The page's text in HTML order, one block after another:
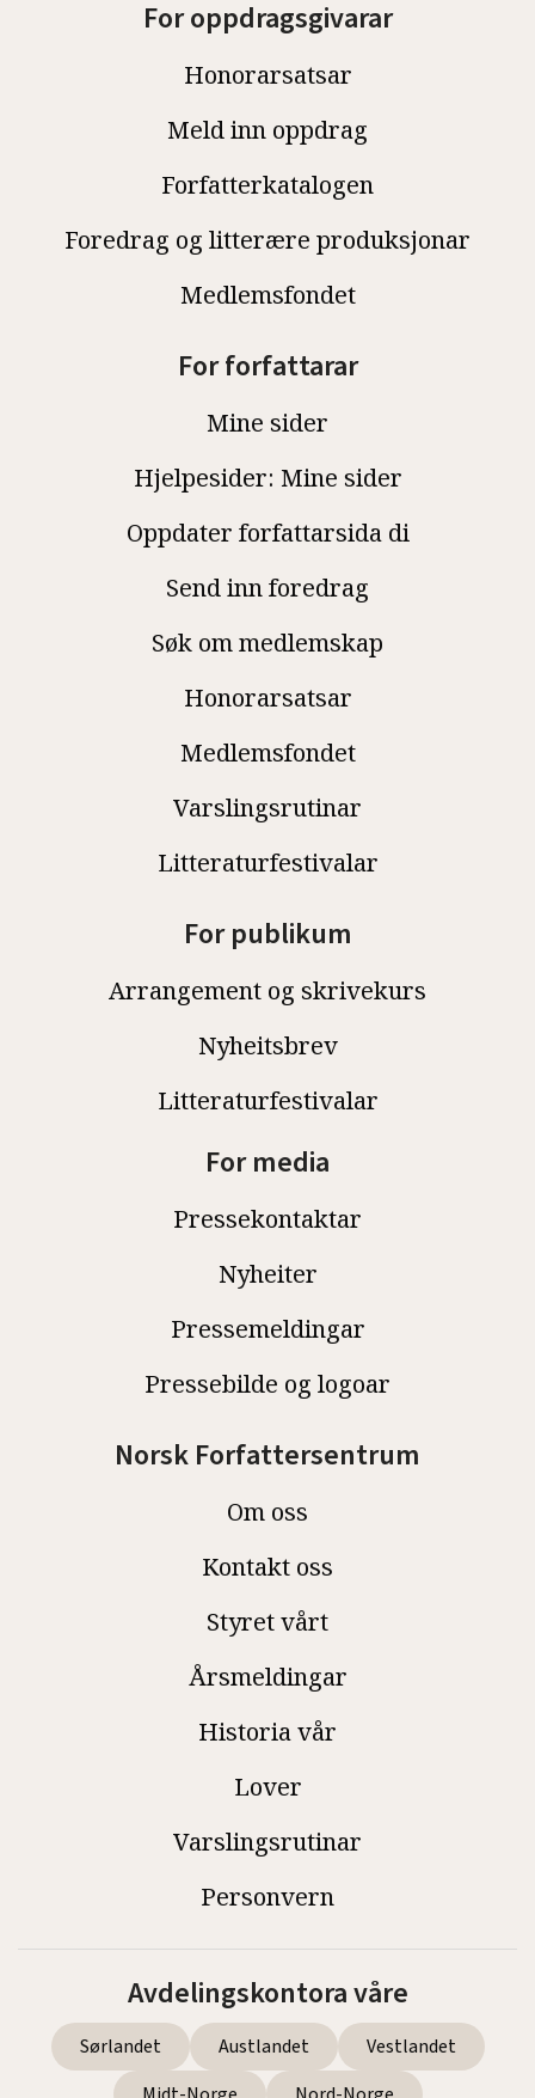
For oppdragsgivarar
Honorarsatsar
Meld inn oppdrag
Forfatterkatalogen
Foredrag og litterære produksjonar
Medlemsfondet
For forfattarar
Mine sider
Hjelpesider: Mine sider
Oppdater forfattarsida di
Send inn foredrag
Søk om medlemskap
Honorarsatsar
Medlemsfondet
Varslingsrutinar
Litteraturfestivalar
For publikum
Arrangement og skrivekurs
Nyheitsbrev
Litteraturfestivalar
For media
Pressekontaktar
Nyheiter
Pressemeldingar
Pressebilde og logoar
Norsk Forfattersentrum
Om oss
Kontakt oss
Styret vårt
Årsmeldingar
Historia vår
Lover
Varslingsrutinar
Personvern
Avdelingskontora våre
Sørlandet Austlandet
Vestlandet